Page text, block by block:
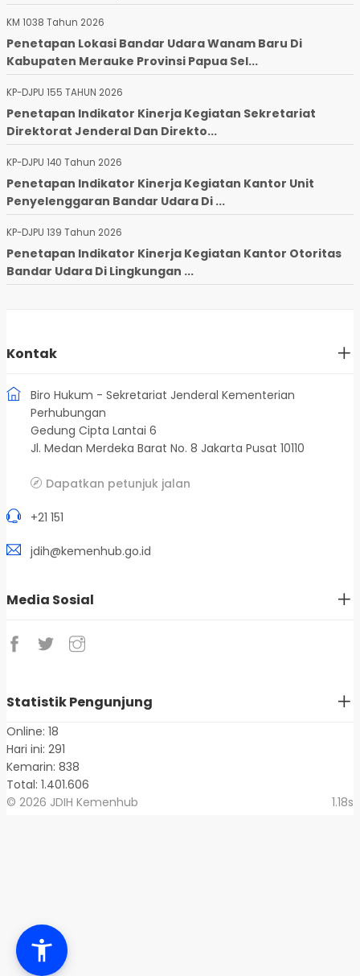
KM 1038 Tahun 2026
Penetapan Lokasi Bandar Udara Wanam Baru Di
Kabupaten Merauke Provinsi Papua Sel...
KP-DJPU 155 TAHUN 2026
Penetapan Indikator Kinerja Kegiatan Sekretariat
Direktorat Jenderal Dan Direkto...
KP-DJPU 140 Tahun 2026
Penetapan Indikator Kinerja Kegiatan Kantor Unit
Penyelenggaran Bandar Udara Di ...
KP-DJPU 139 Tahun 2026
Penetapan Indikator Kinerja Kegiatan Kantor Otoritas
Bandar Udara Di Lingkungan ...
Kontak
Biro Hukum - Sekretariat Jenderal Kementerian
Perhubungan
Gedung Cipta Lantai 6
Jl. Medan Merdeka Barat No. 8 Jakarta Pusat 10110
Dapatkan petunjuk jalan
+21 151
jdih@kemenhub.go.id
Media Sosial
Statistik Pengunjung
Online: 18
Hari ini: 291
Kemarin: 838
Total: 1.401.606
© 2026 JDIH Kemenhub
1.18s